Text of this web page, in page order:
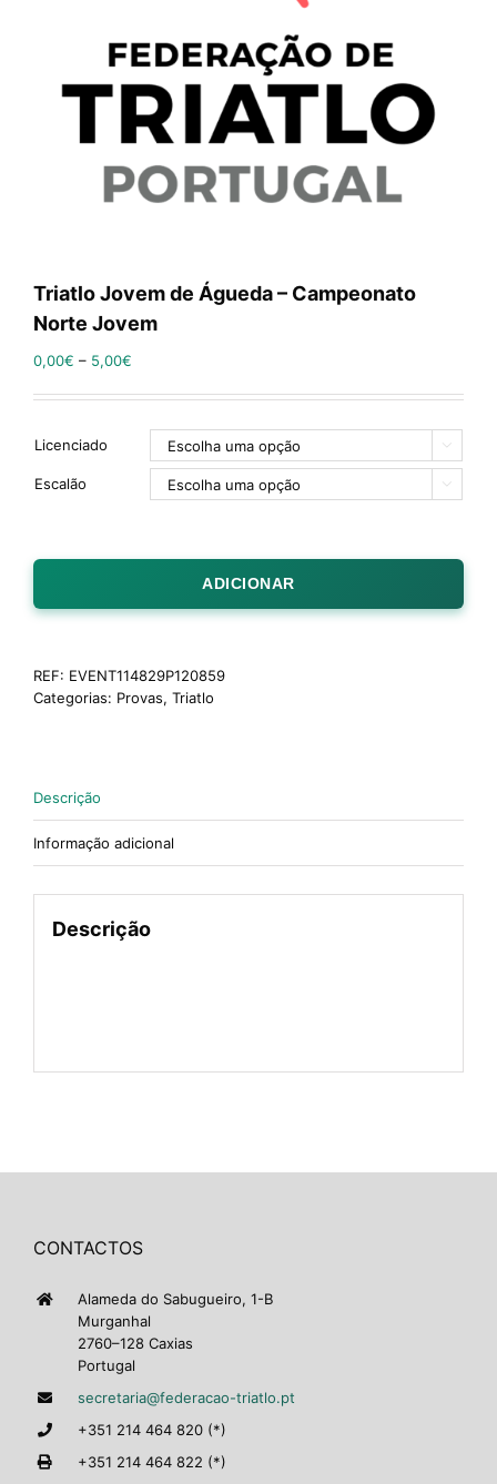
Triatlo Jovem de Águeda – Campeonato
Norte Jovem
0,00€ – 5,00€
Licenciado 
Escalão 
ADICIONAR
REF: EVENT114829P120859
Categorias: Provas, Triatlo
Descrição
Informação adicional
Descrição
CONTACTOS
Alameda do Sabugueiro, 1-B
Murganhal
2760–128 Caxias
Portugal
secretaria@federacao-triatlo.pt
+351 214 464 820 (*)
+351 214 464 822 (*)